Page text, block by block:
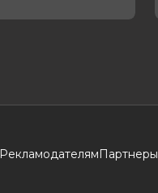
РекламодателямПартнеры